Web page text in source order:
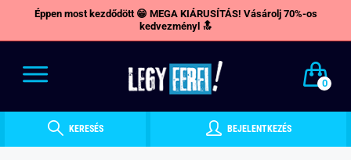
Éppen most kezdődött 😁 MEGA KIÁRUSÍTÁS! Vásárolj 70%-os
kedvezményl 🔝
0
KERESÉS BEJELENTKEZÉS